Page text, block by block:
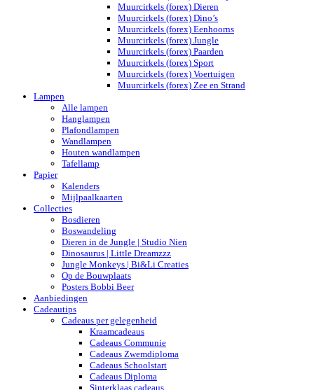
Muurcirkels (forex) Dieren
Muurcirkels (forex) Dino’s
Muurcirkels (forex) Eenhoorns
Muurcirkels (forex) Jungle
Muurcirkels (forex) Paarden
Muurcirkels (forex) Sport
Muurcirkels (forex) Voertuigen
Muurcirkels (forex) Zee en Strand
Lampen
Alle lampen
Hanglampen
Plafondlampen
Wandlampen
Houten wandlampen
Tafellamp
Papier
Kalenders
Mijlpaalkaarten
Collecties
Bosdieren
Boswandeling
Dieren in de Jungle | Studio Nien
Dinosaurus | Little Dreamzzz
Jungle Monkeys | Bi&Li Creaties
Op de Bouwplaats
Posters Bobbi Beer
Aanbiedingen
Cadeautips
Cadeaus per gelegenheid
Kraamcadeaus
Cadeaus Communie
Cadeaus Zwemdiploma
Cadeaus Schoolstart
Cadeaus Diploma
Sinterklaas cadeaus